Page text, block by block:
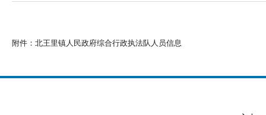
附件： 北王里镇人民政府综合行政执法队人员信息